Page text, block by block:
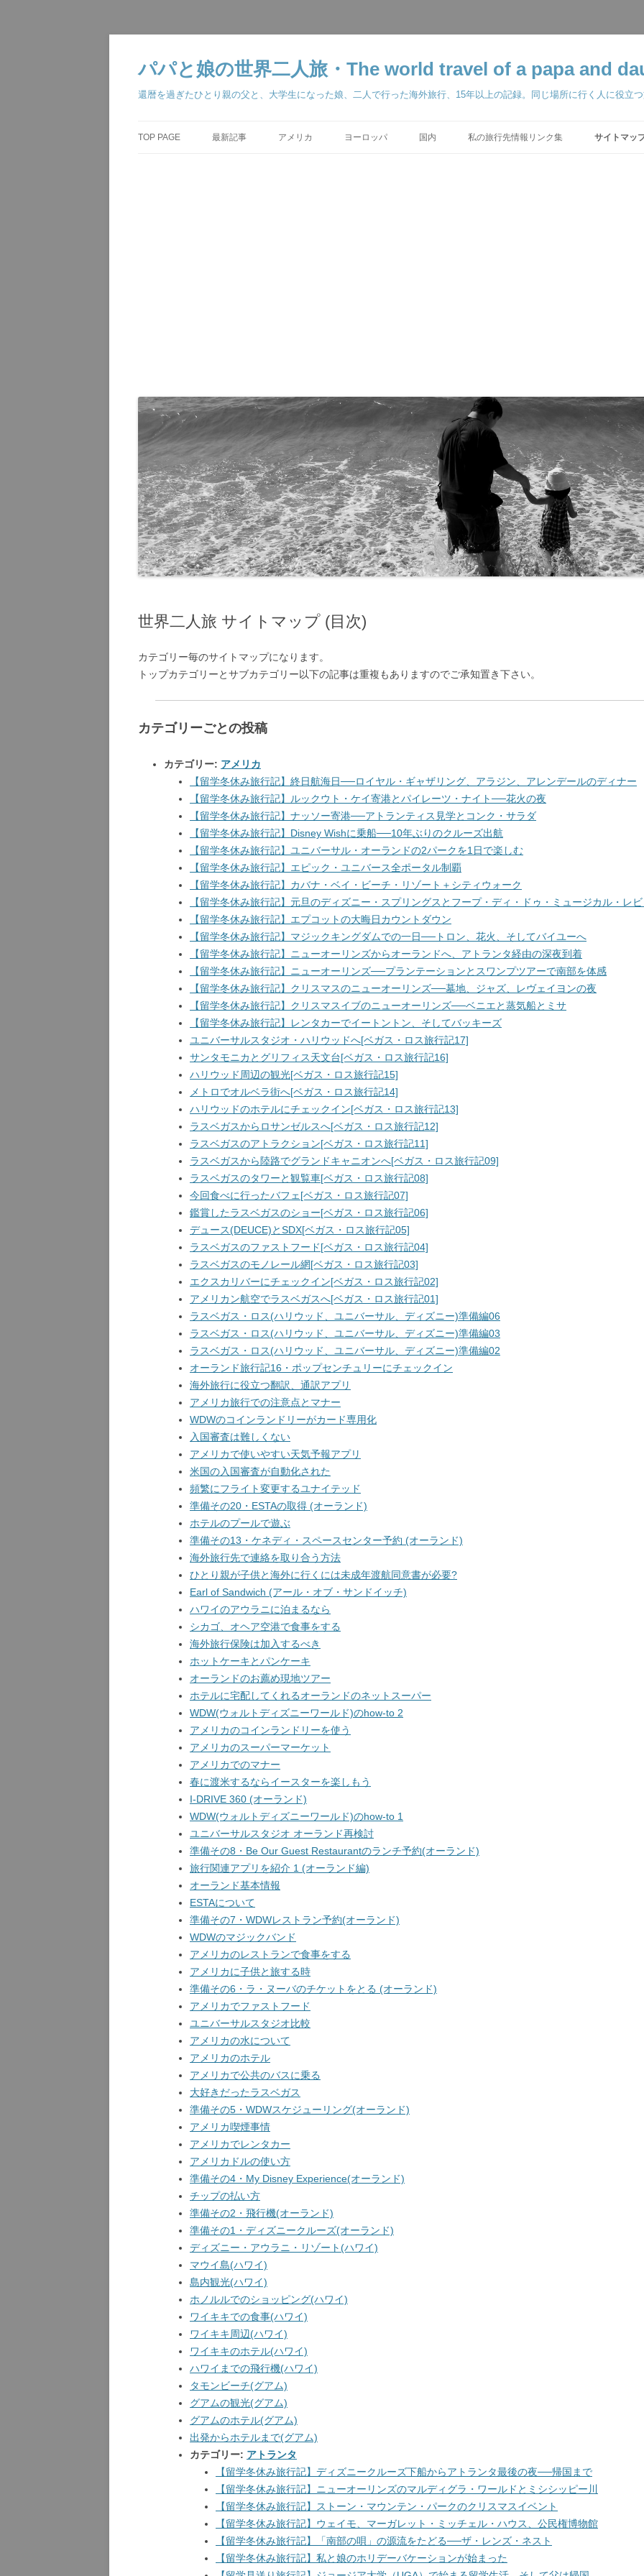
ン
ツ
へ
ス
パパと娘の世界二人旅・The world travel of a papa and
還暦を過ぎたひとり親の父と、大学生になった娘、二人で行った海外旅行、15年以上の記録。同じ場所に行く人に役立
TOP PAGE 最新記事 アメリカ
グアム 2016
グアム 2009
ヨーロッパ 国内 私の旅行先情報リンク集 サイトマッ
世界二人旅 サイトマップ (目次)
カテゴリー毎のサイトマップになります。
トップカテゴリーとサブカテゴリー以下の記事は重複もありますのでご承知置き下さい。
カテゴリーごとの投稿
カテゴリー: アメリカ
【留学冬休み旅行記】終日航海日──ロイヤル・ギャザリング、アラジン、アレンデールのディナー
【留学冬休み旅行記】ルックウト・ケイ寄港とパイレーツ・ナイト──花火の夜
【留学冬休み旅行記】ナッソー寄港──アトランティス見学とコンク・サラダ
【留学冬休み旅行記】Disney Wishに乗船──10年ぶりのクルーズ出航
【留学冬休み旅行記】ユニバーサル・オーランドの2パークを1日で楽しむ
【留学冬休み旅行記】エピック・ユニバース全ポータル制覇
【留学冬休み旅行記】カバナ・ベイ・ビーチ・リゾート＋シティウォーク
【留学冬休み旅行記】元旦のディズニー・スプリングスとフープ・ディ・ドゥ・ミュージカル・レ
【留学冬休み旅行記】エプコットの大晦日カウントダウン
【留学冬休み旅行記】マジックキングダムでの一日──トロン、花火、そしてバイユーへ
【留学冬休み旅行記】ニューオーリンズからオーランドへ、アトランタ経由の深夜到着
【留学冬休み旅行記】ニューオーリンズ──プランテーションとスワンプツアーで南部を体感
【留学冬休み旅行記】クリスマスのニューオーリンズ──墓地、ジャズ、レヴェイヨンの夜
【留学冬休み旅行記】クリスマスイブのニューオーリンズ──ベニエと蒸気船とミサ
【留学冬休み旅行記】レンタカーでイートントン、そしてバッキーズ
ユニバーサルスタジオ・ハリウッドへ[ベガス・ロス旅行記17]
サンタモニカとグリフィス天文台[ベガス・ロス旅行記16]
ハリウッド周辺の観光[ベガス・ロス旅行記15]
メトロでオルベラ街へ[ベガス・ロス旅行記14]
ハリウッドのホテルにチェックイン[ベガス・ロス旅行記13]
ラスベガスからロサンゼルスへ[ベガス・ロス旅行記12]
ラスベガスのアトラクション[ベガス・ロス旅行記11]
ラスベガスから陸路でグランドキャニオンへ[ベガス・ロス旅行記09]
ラスベガスのタワーと観覧車[ベガス・ロス旅行記08]
今回食べに行ったバフェ[ベガス・ロス旅行記07]
鑑賞したラスベガスのショー[ベガス・ロス旅行記06]
デュース(DEUCE)とSDX[ベガス・ロス旅行記05]
ラスベガスのファストフード[ベガス・ロス旅行記04]
ラスベガスのモノレール網[ベガス・ロス旅行記03]
エクスカリバーにチェックイン[ベガス・ロス旅行記02]
アメリカン航空でラスベガスへ[ベガス・ロス旅行記01]
ラスベガス・ロス(ハリウッド、ユニバーサル、ディズニー)準備編06
ラスベガス・ロス(ハリウッド、ユニバーサル、ディズニー)準備編03
ラスベガス・ロス(ハリウッド、ユニバーサル、ディズニー)準備編02
オーランド旅行記16・ポップセンチュリーにチェックイン
海外旅行に役立つ翻訳、通訳アプリ
アメリカ旅行での注意点とマナー
WDWのコインランドリーがカード専用化
入国審査は難しくない
アメリカで使いやすい天気予報アプリ
米国の入国審査が自動化された
頻繁にフライト変更するユナイテッド
準備その20・ESTAの取得 (オーランド)
ホテルのプールで遊ぶ
準備その13・ケネディ・スペースセンター予約 (オーランド)
海外旅行先で連絡を取り合う方法
ひとり親が子供と海外に行くには未成年渡航同意書が必要?
Earl of Sandwich (アール・オブ・サンドイッチ)
ハワイのアウラニに泊まるなら
シカゴ、オヘア空港で食事をする
海外旅行保険は加入するべき
ホットケーキとパンケーキ
オーランドのお薦め現地ツアー
ホテルに宅配してくれるオーランドのネットスーパー
WDW(ウォルトディズニーワールド)のhow-to 2
アメリカのコインランドリーを使う
アメリカのスーパーマーケット
アメリカでのマナー
春に渡米するならイースターを楽しもう
I-DRIVE 360 (オーランド)
WDW(ウォルトディズニーワールド)のhow-to 1
ユニバーサルスタジオ オーランド再検討
準備その8・Be Our Guest Restaurantのランチ予約(オーランド)
旅行関連アプリを紹介 1 (オーランド編)
オーランド基本情報
ESTAについて
準備その7・WDWレストラン予約(オーランド)
WDWのマジックバンド
アメリカのレストランで食事をする
アメリカに子供と旅する時
準備その6・ラ・ヌーバのチケットをとる (オーランド)
アメリカでファストフード
ユニバーサルスタジオ比較
アメリカの水について
アメリカのホテル
アメリカで公共のバスに乗る
大好きだったラスベガス
準備その5・WDWスケジューリング(オーランド)
アメリカ喫煙事情
アメリカでレンタカー
アメリカドルの使い方
準備その4・My Disney Experience(オーランド)
チップの払い方
準備その2・飛行機(オーランド)
準備その1・ディズニークルーズ(オーランド)
ディズニー・アウラニ・リゾート(ハワイ)
マウイ島(ハワイ)
島内観光(ハワイ)
ホノルルでのショッピング(ハワイ)
ワイキキでの食事(ハワイ)
ワイキキ周辺(ハワイ)
ワイキキのホテル(ハワイ)
ハワイまでの飛行機(ハワイ)
タモンビーチ(グアム)
グアムの観光(グアム)
グアムのホテル(グアム)
出発からホテルまで(グアム)
カテゴリー: アトランタ
【留学冬休み旅行記】ディズニークルーズ下船からアトランタ最後の夜──帰国まで
【留学冬休み旅行記】ニューオーリンズのマルディグラ・ワールドとミシシッピー川
【留学冬休み旅行記】ストーン・マウンテン・パークのクリスマスイベント
【留学冬休み旅行記】ウェイモ、マーガレット・ミッチェル・ハウス、公民権博物館
【留学冬休み旅行記】「南部の唄」の源流をたどる──ザ・レンズ・ネスト
【留学冬休み旅行記】私と娘のホリデーバケーションが始まった